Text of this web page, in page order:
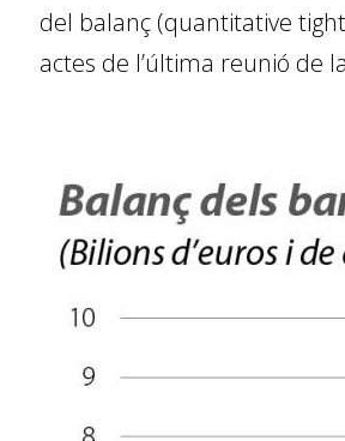
del balanç (quantitative
actes de l’última reunió de